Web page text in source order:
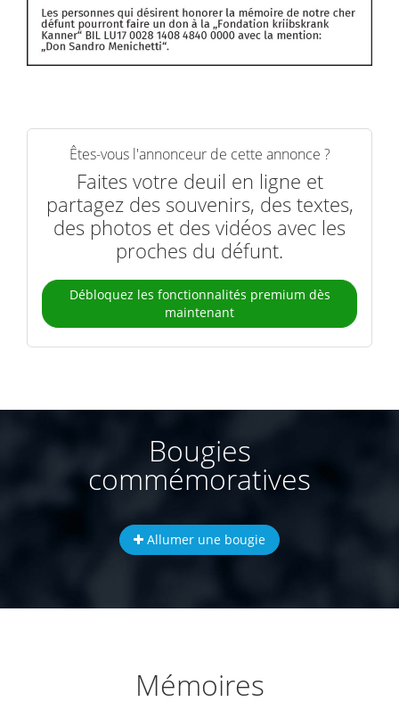
Êtes-vous l'annonceur de cette annonce ?
Faites votre deuil en ligne et
partagez des souvenirs, des textes,
des photos et des vidéos avec les
proches du défunt.
Débloquez les fonctionnalités premium dès
maintenant
Bougies
commémoratives
Allumer une bougie
Mémoires